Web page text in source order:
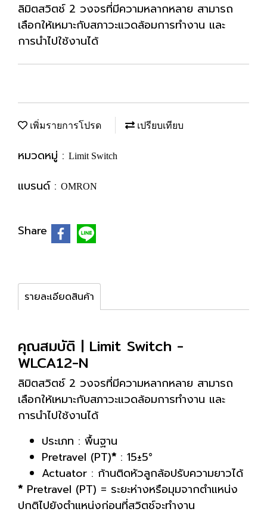
ลิมิตสวิตช์ 2 วงจรที่มีความหลากหลาย สามารถ
เลือกให้เหมาะกับสภาวะแวดล้อมการทำงาน และ
การนำไปใช้งานได้
เพิ่มรายการโปรด เปรียบเทียบ
หมวดหมู่ : Limit Switch
แบรนด์ : OMRON
Share
รายละเอียดสินค้า
คุณสมบัติ | Limit Switch -
WLCA12-N
ลิมิตสวิตช์ 2 วงจรที่มีความหลากหลาย สามารถ
เลือกให้เหมาะกับสภาวะแวดล้อมการทำงาน และ
การนำไปใช้งานได้
ประเภท : พื้นฐาน
Pretravel (PT)* : 15±5°
Actuator : ก้านติดหัวลูกล้อปรับความยาวได้
* Pretravel (PT) = ระยะห่างหรือมุมจากตำแหน่ง
ปกติไปยังตำแหน่งก่อนที่สวิตช์จะทำงาน